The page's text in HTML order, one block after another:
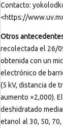
Contacto:
<https://
Otros
recolectada el 26/
obtenida con un
electrónico de
(5 kV, distancia de
aumento ×2,000).
deshidratado
etanol al 30, 50,